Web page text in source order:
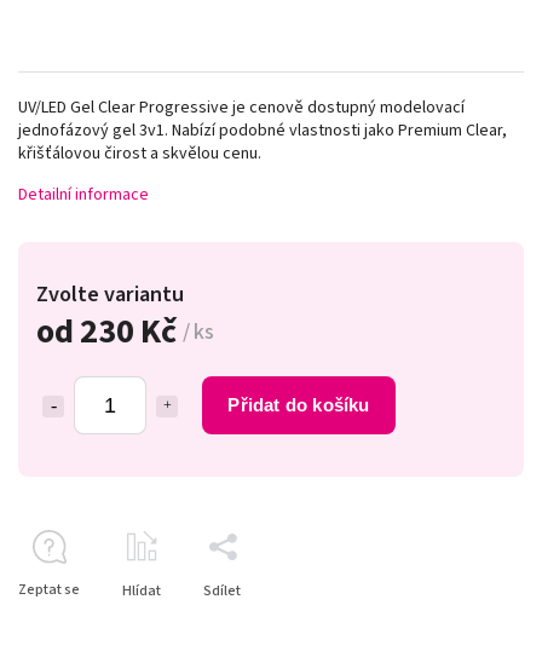
od230 Kč / ks
Přidat do košíku
Zvolte variantu
UV/LED Gel Clear Progressive je cenově dostupný modelovací
jednofázový gel 3v1. Nabízí podobné vlastnosti jako Premium Clear,
křišťálovou čirost a skvělou cenu.
Detailní informace
Zeptat se Hlídat Sdílet